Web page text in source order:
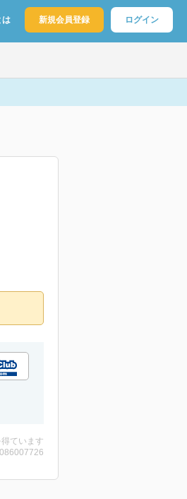
は 新規会員登録 ログイン
ています